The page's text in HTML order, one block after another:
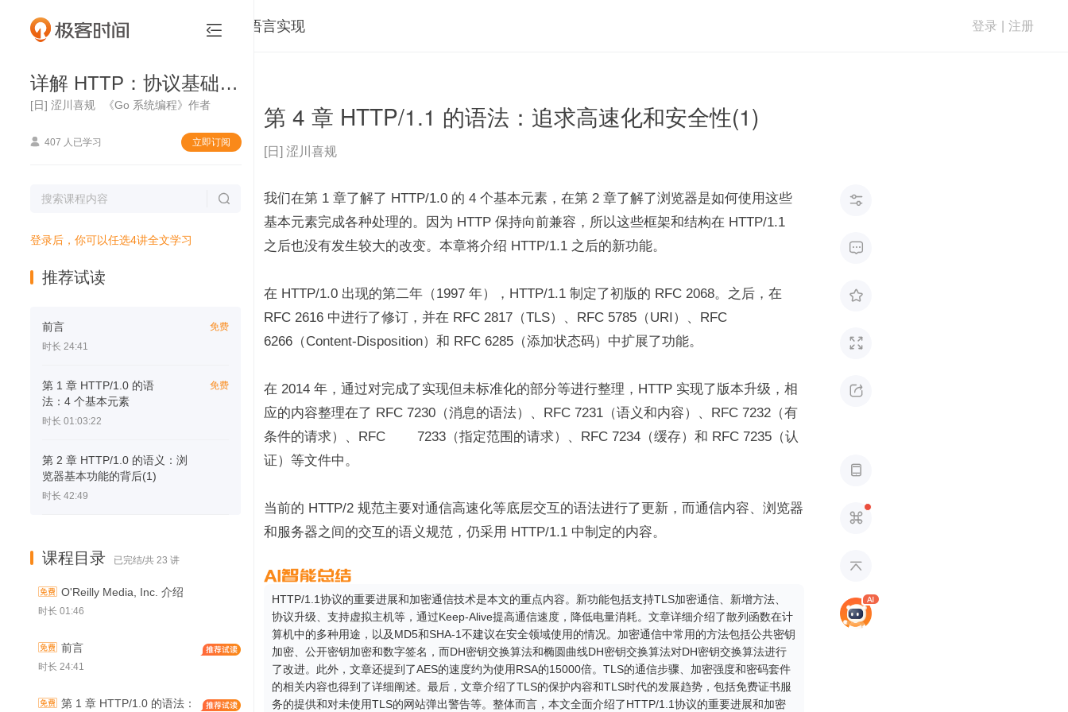

详解 HTTP：协议基础与 Go 语言实现
[日] 涩川喜规 《Go 系统编程》作者
 407 人已学习 立即订阅

登录后，你可以任选4讲全文学习
推荐试读
前言
时长 24:41
免费
第 1 章 HTTP/1.0 的语
法：4 个基本元素
时长 01:03:22
免费
第 2 章 HTTP/1.0 的语义：浏
览器基本功能的背后(1)
时长 42:49
课程目录 已完结/共 23 讲
O'Reilly Media, Inc. 介绍
时长 01:46
前言
时长 24:41
第 1 章 HTTP/1.0 的语法：
 详解 HTTP：协议基础与 Go 语言实现 登录 注册
第 4 章 HTTP/1.1 的语法：追求高速化和安全性(1)
[日] 涩川喜规
我们在第 1 章了解了 HTTP/1.0 的 4 个基本元素，在第 2 章了解了浏览器是如何使用这些
基本元素完成各种处理的。因为 HTTP 保持向前兼容，所以这些框架和结构在 HTTP/1.1
之后也没有发生较大的改变。本章将介绍 HTTP/1.1 之后的新功能。
在 HTTP/1.0 出现的第二年（1997 年），HTTP/1.1 制定了初版的 RFC 2068。之后，在
RFC 2616 中进行了修订，并在 RFC 2817（TLS）、RFC 5785（URI）、RFC
6266（Content-Disposition）和 RFC 6285（添加状态码）中扩展了功能。
在 2014 年，通过对完成了实现但未标准化的部分等进行整理，HTTP 实现了版本升级，相
应的内容整理在了 RFC 7230（消息的语法）、RFC 7231（语义和内容）、RFC 7232（有
条件的请求）、RFC        7233（指定范围的请求）、RFC 7234（缓存）和 RFC 7235（认
证）等文件中。
当前的 HTTP/2 规范主要对通信高速化等底层交互的语法进行了更新，而通信内容、浏览器
和服务器之间的交互的语义规范，仍采用 HTTP/1.1 中制定的内容。
HTTP/1.1协议的重要进展和加密通信技术是本文的重点内容。新功能包括支持TLS加密通信、新增方法、
协议升级、支持虚拟主机等，通过Keep-Alive提高通信速度，降低电量消耗。文章详细介绍了散列函数在计
算机中的多种用途，以及MD5和SHA-1不建议在安全领域使用的情况。加密通信中常用的方法包括公共密钥
加密、公开密钥加密和数字签名，而DH密钥交换算法和椭圆曲线DH密钥交换算法对DH密钥交换算法进行
了改进。此外，文章还提到了AES的速度约为使用RSA的15000倍。TLS的通信步骤、加密强度和密码套件
的相关内容也得到了详细阐述。最后，文章介绍了TLS的保护内容和TLS时代的发展趋势，包括免费证书服
务的提供和对未使用TLS的网站弹出警告等。整体而言，本文全面介绍了HTTP/1.1协议的重要进展和加密







